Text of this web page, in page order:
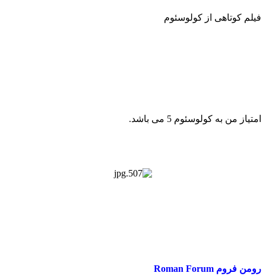
فیلم کوتاهی از کولوسئوم
امتیاز من به کولوسئوم 5 می باشد.
رومن فروم Roman Forum